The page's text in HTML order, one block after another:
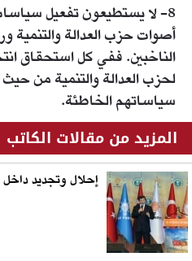
8- لا يستطيعون تفعيل
أصوات حزب العدالة والتنمية
الناخبين. ففي كل استحقاق
لحزب العدالة والتنمية من
سياساتهم الخاطئة.
المزيد من مقالات الكاتب
إحلال وتجديد داخل